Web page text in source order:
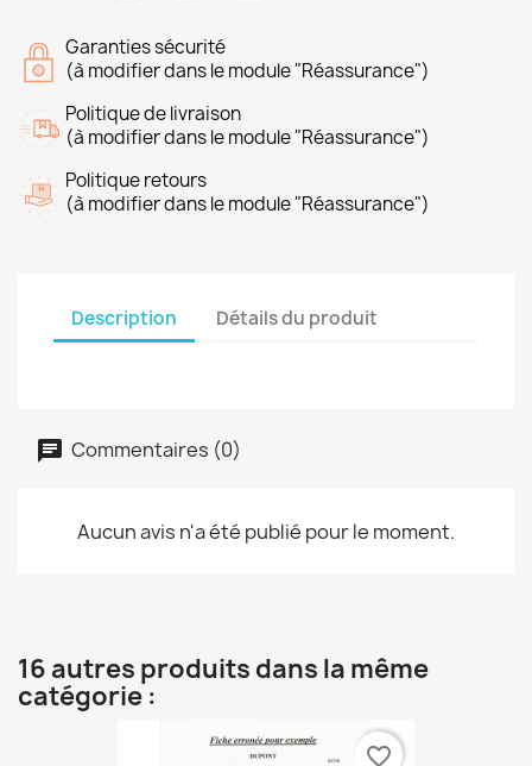
Garanties sécurité
(à modifier dans le module "Réassurance")
Politique de livraison
(à modifier dans le module "Réassurance")
Politique retours
(à modifier dans le module "Réassurance")
Description Détails du produit
Commentaires (0)
Aucun avis n'a été publié pour le moment.
16 autres produits dans la même
catégorie :
favorite_border